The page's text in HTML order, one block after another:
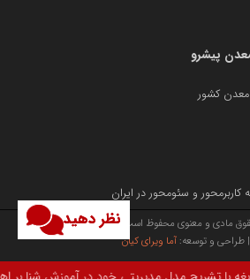
نظر دهید
پیشرو
کشور
و سئومحور در ایران
مادی و معنوی محفوظ است.
| طراحی و توسعه: آما ویرای کیان